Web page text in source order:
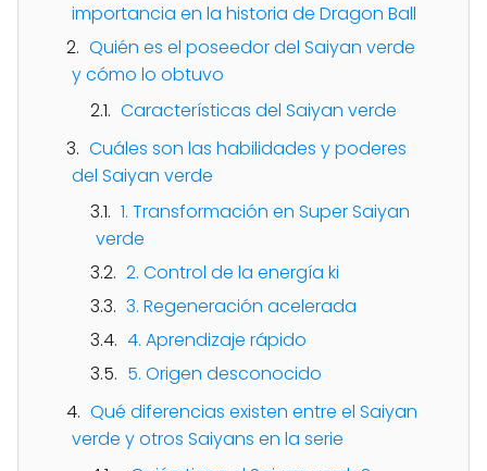
importancia en la historia de Dragon Ball
Quién es el poseedor del Saiyan verde
y cómo lo obtuvo
Características del Saiyan verde
Cuáles son las habilidades y poderes
del Saiyan verde
1. Transformación en Super Saiyan
verde
2. Control de la energía ki
3. Regeneración acelerada
4. Aprendizaje rápido
5. Origen desconocido
Qué diferencias existen entre el Saiyan
verde y otros Saiyans en la serie